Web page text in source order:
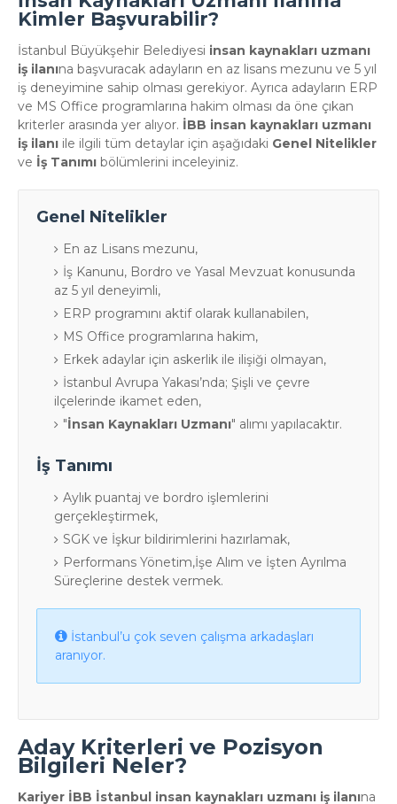
Kimler Başvurabilir?
İstanbul Büyükşehir Belediyesi insan kaynakları uzmanı
iş ilanına başvuracak adayların en az lisans mezunu ve 5 yıl
iş deneyimine sahip olması gerekiyor. Ayrıca adayların ERP
ve MS Office programlarına hakim olması da öne çıkan
kriterler arasında yer alıyor. İBB insan kaynakları uzmanı
iş ilanı ile ilgili tüm detaylar için aşağıdaki Genel Nitelikler
ve İş Tanımı bölümlerini inceleyiniz.
Genel Nitelikler
En az Lisans mezunu,
İş Kanunu, Bordro ve Yasal Mevzuat konusunda
az 5 yıl deneyimli,
ERP programını aktif olarak kullanabilen,
MS Office programlarına hakim,
Erkek adaylar için askerlik ile ilişiği olmayan,
İstanbul Avrupa Yakası’nda; Şişli ve çevre
ilçelerinde ikamet eden,
"İnsan Kaynakları Uzmanı" alımı yapılacaktır.
İş Tanımı
Aylık puantaj ve bordro işlemlerini
gerçekleştirmek,
SGK ve İşkur bildirimlerini hazırlamak,
Performans Yönetim,İşe Alım ve İşten Ayrılma
Süreçlerine destek vermek.
İstanbul’u çok seven çalışma arkadaşları
aranıyor.
Aday Kriterleri ve Pozisyon
Bilgileri Neler?
Kariyer İBB İstanbul insan kaynakları uzmanı iş ilanına